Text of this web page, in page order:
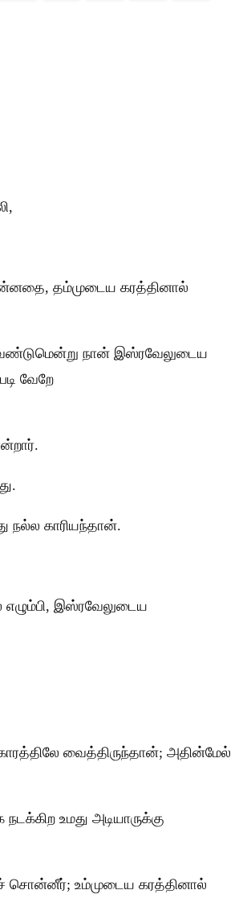
தம்முடைய கரத்தினால்
நான் இஸ்ரவேலுடைய
வேறே
நல்ல காரியந்தான்.
இஸ்ரவேலுடைய
வைத்திருந்தான்; அதின்மேல்
உமது அடியாருக்கு
சொன்னீர்; உம்முடைய கரத்தினால்